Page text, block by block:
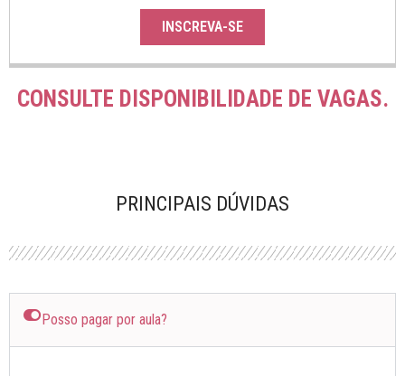
INSCREVA-SE
CONSULTE DISPONIBILIDADE DE VAGAS.
PRINCIPAIS DÚVIDAS
Posso pagar por aula?